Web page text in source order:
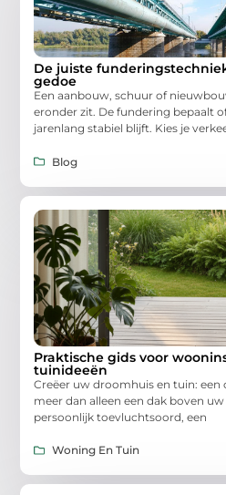
De juiste
gedoe
Een aanbouw, schuur of
eronder zit. De fundering bepaalt
jarenlang stabiel blijft. Kies je
Blog
Praktische gids voor
tuinideeën
Creëer uw droomhuis en tuin: een
meer dan alleen een dak boven
persoonlijk toevluchtsoord, een
Woning En Tuin